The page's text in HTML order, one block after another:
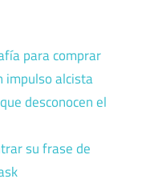
para comprar
impulso alcista
desconocen el
su frase de